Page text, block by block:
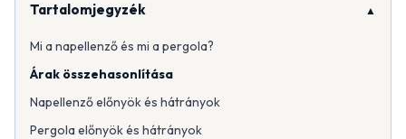
Tartalomjegyzék
Mi a napellenző és mi a pergola?
Árak összehasonlítása
Napellenző előnyök és hátrányok
Pergola előnyök és hátrányok